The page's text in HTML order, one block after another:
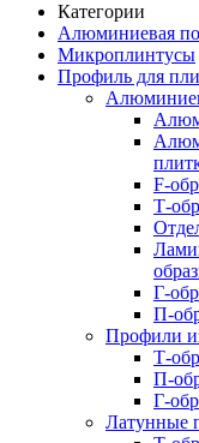
Категории
Алюминиевая
Микроплинтусы
Профиль для
F-
Т-
Г-
П-
Профили
Т-
П-
Г-
Латунные